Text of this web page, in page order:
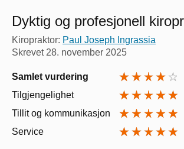
Dyktig og profesjonell
Kiropraktor: Paul Joseph Ingrassia
Skrevet 28. november 2025
Samlet vurdering
Tilgjengelighet
Tillit og kommunikasjon
Service